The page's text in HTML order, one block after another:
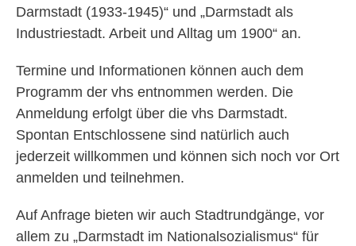
Darmstadt (1933-1945)“ und „Darmstadt als
Industriestadt. Arbeit und Alltag um 1900“ an.
Termine und Informationen können auch dem
Programm der vhs entnommen werden. Die
Anmeldung erfolgt über die vhs Darmstadt.
Spontan Entschlossene sind natürlich auch
jederzeit willkommen und können sich noch vor Ort
anmelden und teilnehmen.
Auf Anfrage bieten wir auch Stadtrundgänge, vor
allem zu „Darmstadt im Nationalsozialismus“ für